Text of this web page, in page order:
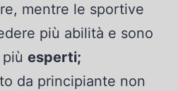
mentre le sportive
più abilità e sono
esperti;
da principiante non